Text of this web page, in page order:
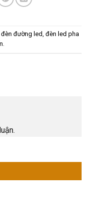
đèn đường led, đèn led pha
.